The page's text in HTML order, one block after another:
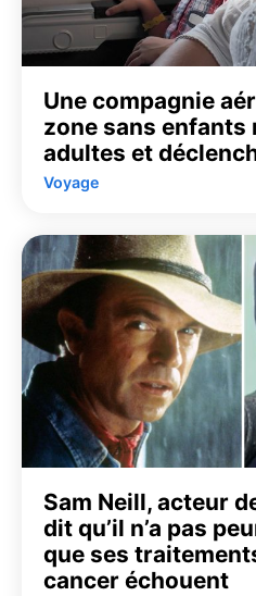
Une compagnie
zone sans enfants
adultes et
Voyage
Sam Neill, acteur
dit qu’il n’a pas
que ses
cancer échouent